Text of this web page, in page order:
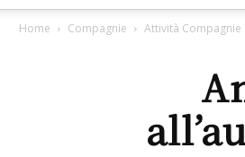
Home Compagnie Attività Compagnie